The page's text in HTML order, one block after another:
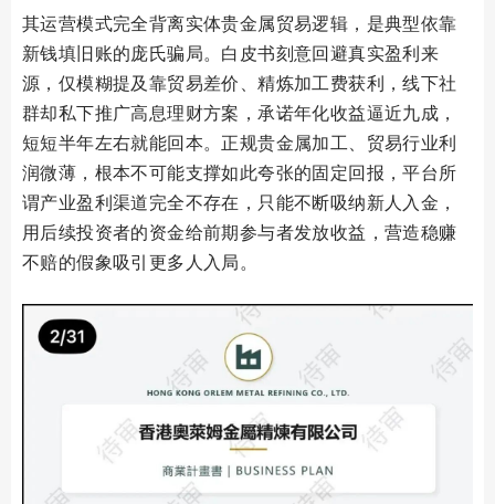
其运营模式完全背离实体贵金属贸易逻辑，是典型依靠
新钱填旧账的庞氏骗局。白皮书刻意回避真实盈利来
源，仅模糊提及靠贸易差价、精炼加工费获利，线下社
群却私下推广高息理财方案，承诺年化收益逼近九成，
短短半年左右就能回本。正规贵金属加工、贸易行业利
润微薄，根本不可能支撑如此夸张的固定回报，平台所
谓产业盈利渠道完全不存在，只能不断吸纳新人入金，
用后续投资者的资金给前期参与者发放收益，营造稳赚
不赔的假象吸引更多人入局。